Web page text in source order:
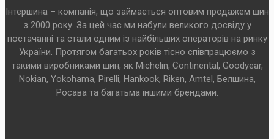
Інтершина – компанія, що займається оптовим продажем шин
з 2000 року. За цей час ми набули великого досвіду у
постачанні та стали одним із найбільших операторів на ринку
України. Протягом багатьох років тісно співпрацюємо з
такими виробниками шин, як Michelin, Continental, Goodyear,
Nokian, Yokohama, Pirelli, Hankook, Riken, Amtel, Белшина,
Росава та багатьма іншими брендами.